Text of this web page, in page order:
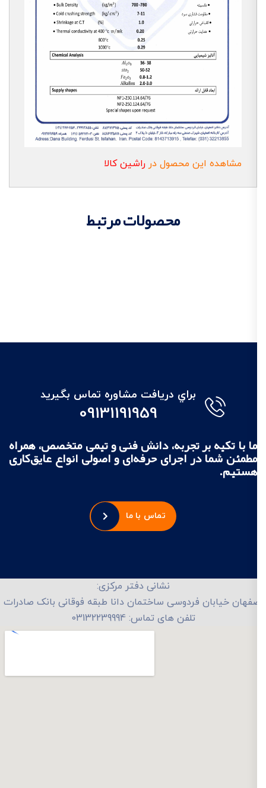
مشاهده این محصول درراشین کالا
محصولات مرتبط
براي دريافت مشاوره تماس بگيريد
09131191959
ما با تکیه بر تجربه، دانش فنی و تیمی متخصص، همراه
مطمئن شما در اجرای حرفه‌ای و اصولی انواع عایق‌کاری
هستیم.
تماس با ما
نشانی دفتر مرکزی:
خیابان فردوسی ساختمان دانا طبقه فوقانی بانک صادرات
تلفن های تماس: 03132239994